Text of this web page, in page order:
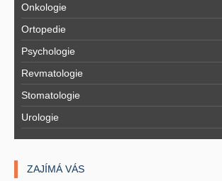
Onkologie
Ortopedie
Psychologie
Revmatologie
Stomatologie
Urologie
ZAJÍMÁ VÁS